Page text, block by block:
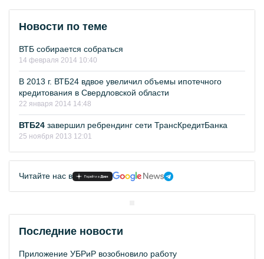
Новости по теме
ВТБ собирается собраться
14 февраля 2014 10:40
В 2013 г. ВТБ24 вдвое увеличил объемы ипотечного
кредитования в Свердловской области
22 января 2014 14:48
ВТБ24 завершил ребрендинг сети ТрансКредитБанка
25 ноября 2013 12:01
Читайте нас в
Последние новости
Приложение УБРиР возобновило работу